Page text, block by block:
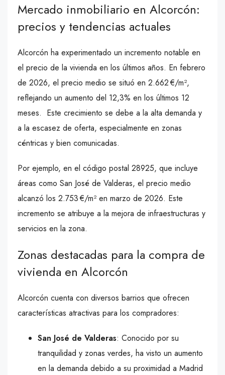
Mercado inmobiliario en Alcorcón:
precios y tendencias actuales
Alcorcón ha experimentado un incremento notable en
el precio de la vivienda en los últimos años. En febrero
de 2026, el precio medio se situó en 2.662 €/m²,
reflejando un aumento del 12,3% en los últimos 12
meses. Este crecimiento se debe a la alta demanda y
a la escasez de oferta, especialmente en zonas
céntricas y bien comunicadas.
Por ejemplo, en el código postal 28925, que incluye
áreas como San José de Valderas, el precio medio
alcanzó los 2.753 €/m² en marzo de 2026. Este
incremento se atribuye a la mejora de infraestructuras y
servicios en la zona.
Zonas destacadas para la compra de
vivienda en Alcorcón
Alcorcón cuenta con diversos barrios que ofrecen
características atractivas para los compradores:
San José de Valderas: Conocido por su
tranquilidad y zonas verdes, ha visto un aumento
en la demanda debido a su proximidad a Madrid